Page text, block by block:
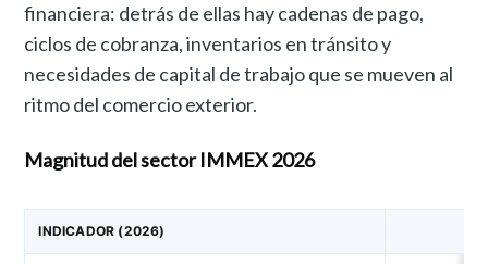
financiera: detrás de ellas hay cadenas de pago,
ciclos de cobranza, inventarios en tránsito y
necesidades de capital de trabajo que se mueven al
ritmo del comercio exterior.
Magnitud del sector IMMEX 2026
INDICADOR (2026)